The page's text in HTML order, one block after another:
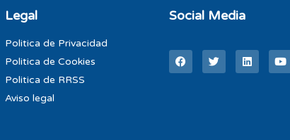
Legal
Politica de Privacidad
Politica de Cookies
Politica de RRSS
Aviso legal
Social Media